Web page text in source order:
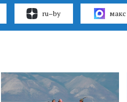
ru–by макс